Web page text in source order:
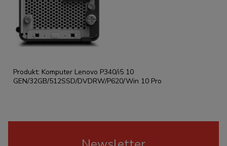
Produkt: Komputer Lenovo P340/i5 10
GEN/32GB/512SSD/DVDRW/P620/Win 10 Pro